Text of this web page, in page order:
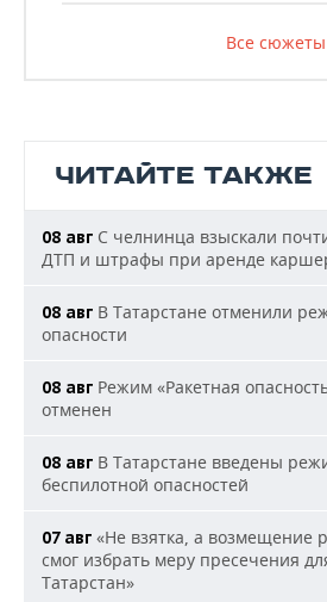
Все сюжеты
ЧИТАЙТЕ ТАКЖЕ
08 авг С челнинца взыскали
ДТП и штрафы при аренде
08 авг В Татарстане отменили
опасности
08 авг Режим «Ракетная
отменен
08 авг В Татарстане введены
беспилотной опасностей
07 авг «Не взятка, а возмещение
смог избрать меру пресечения
Татарстан»